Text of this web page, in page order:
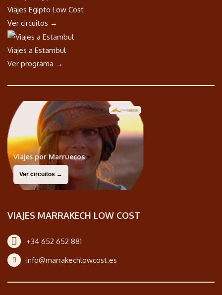
Viajes Egipto Low Cost
Ver circuitos →
Viajes a Estambul
Ver programa →
Viajes por Marruecos
Ver circuitos →
VIAJES MARRAKECH LOW COST
+34 652 652 881
info@marrakechlowcost.es